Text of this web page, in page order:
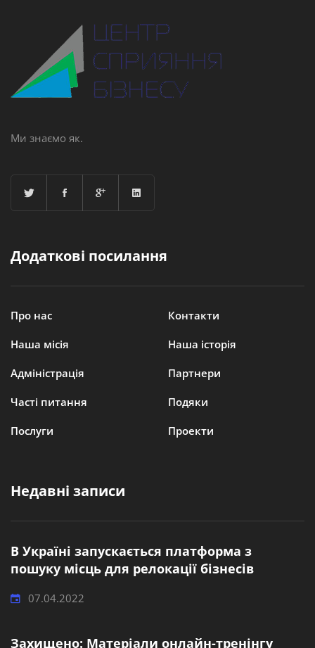
Ми знаємо як.
Додаткові посилання
Про нас Контакти
Наша місія Наша історія
Адміністрація Партнери
Часті питання Подяки
Послуги Проекти
Недавні записи
В Україні запускається платформа з
пошуку місць для релокації бізнесів
07.04.2022
Захищено: Матеріали онлайн-тренінгу